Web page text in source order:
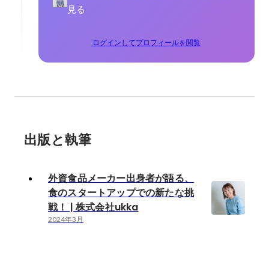
見る
ログインしてプロフィールを閲覧
出版と執筆
外資食品メーカー出身者が語る、
食のスタートアップでの新たな挑
戦！ | 株式会社ukka
2024年3月